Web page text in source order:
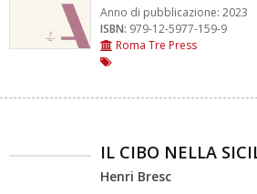
Anno di pubblicazione: 2023
ISBN: 979-12-5977-159-9
Roma Tre Press
IL CIBO NELLA
Henri Bresc